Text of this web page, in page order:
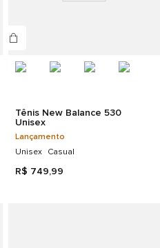
Tênis New Balance 530
Unisex
Lançamento
Unisex
Casual
R$ 749,99